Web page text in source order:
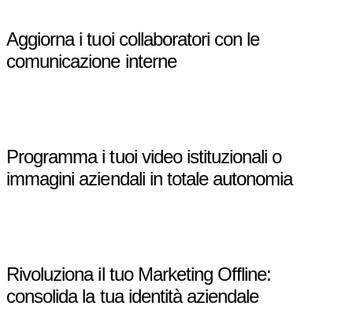
Aggiorna i tuoi collaboratori con le
comunicazione interne
Programma i tuoi video istituzionali o
immagini aziendali in totale autonomia
Rivoluziona il tuo Marketing Offline:
consolida la tua identità aziendale